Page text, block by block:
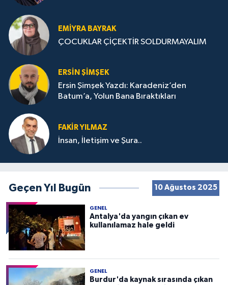
EMIYRA BAYRAK
ÇOCUKLAR ÇİÇEKTİR SOLDURMAYALIM
ERSIN ŞIMŞEK
Ersin Şimşek Yazdı: Karadeniz’den
Batum’a, Yolun Bana Bıraktıkları
FAKIR YILMAZ
İnsan, İletişim ve Şura..
Geçen Yıl Bugün 10 Ağustos 2025
GENEL
Antalya'da yangın çıkan ev
kullanılamaz hale geldi
GENEL
Burdur'da kaynak sırasında çıkan